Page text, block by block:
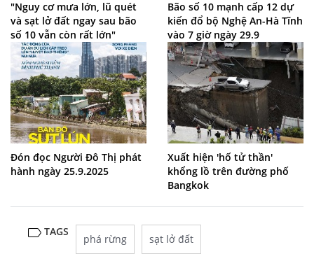
"Nguy cơ mưa lớn, lũ quét
và sạt lở đất ngay sau bão
số 10 vẫn còn rất lớn"
Bão số 10 mạnh cấp 12 dự
kiến đổ bộ Nghệ An-Hà Tĩnh
vào 7 giờ ngày 29.9
Đón đọc Người Đô Thị phát
hành ngày 25.9.2025
Xuất hiện 'hố tử thần'
khổng lồ trên đường phố
Bangkok
TAGS
phá rừng sạt lở đất